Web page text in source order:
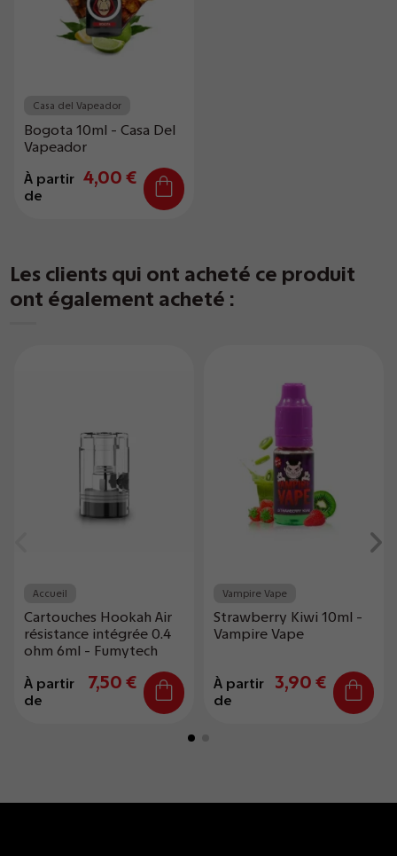
Casa del Vapeador
Bogota 10ml - Casa Del
Vapeador
À partir
de
4,00 €
Les clients qui ont acheté ce produit
ont également acheté :
Accueil
Cartouches Hookah Air
résistance intégrée 0.4
ohm 6ml - Fumytech
À partir
de
7,50 €
Vampire Vape
Strawberry Kiwi 10ml -
Vampire Vape
À partir
de
3,90 €